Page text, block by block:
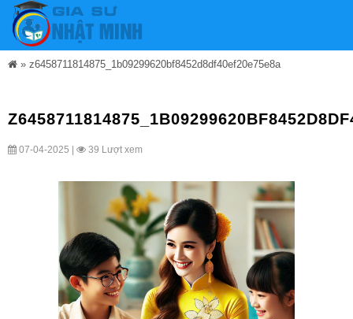
» z6458711814875_1b09299620bf8452d8df40ef20e75e8a
07-04-2025 | 39 Lượt xem